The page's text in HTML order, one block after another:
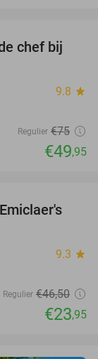
33%
chef bij
9.8 star
Regulier €75
€49,95
48%
9.3 star
Regulier €46,50
€23,95